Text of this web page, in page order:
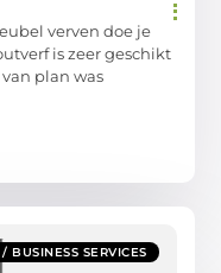
verven doe je
is zeer geschikt
plan was
BUSINESS SERVICES